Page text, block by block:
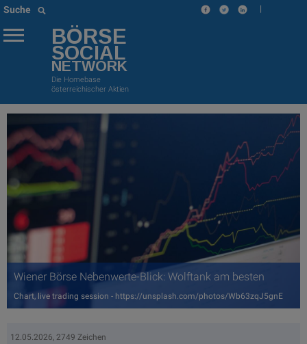
Suche |
BÖRSE
SOCIAL
NETWORK
Die Homebase
österreichischer Aktien
Wiener Börse Nebenwerte-Blick: Wolftank am besten
Chart, live trading session - https://unsplash.com/photos/Wb63zqJ5gnE
12.05.2026, 2749 Zeichen